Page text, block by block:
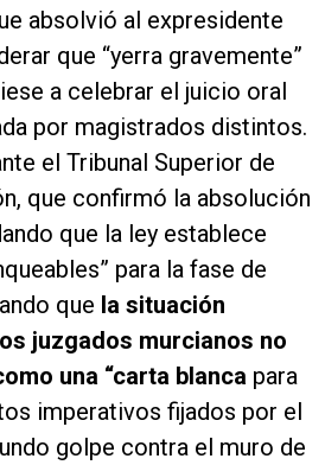
absolvió al expresidente
que “yerra gravemente”
a celebrar el juicio oral
por magistrados distintos.
el Tribunal Superior de
que confirmó la absolución
que la ley establece
para la fase de
que la situación
juzgados murcianos no
una “carta blanca para
imperativos fijados por el
golpe contra el muro de